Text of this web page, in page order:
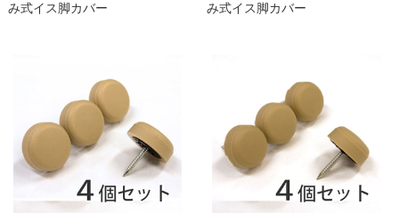
み式イス脚カバー
み式イス脚カバー